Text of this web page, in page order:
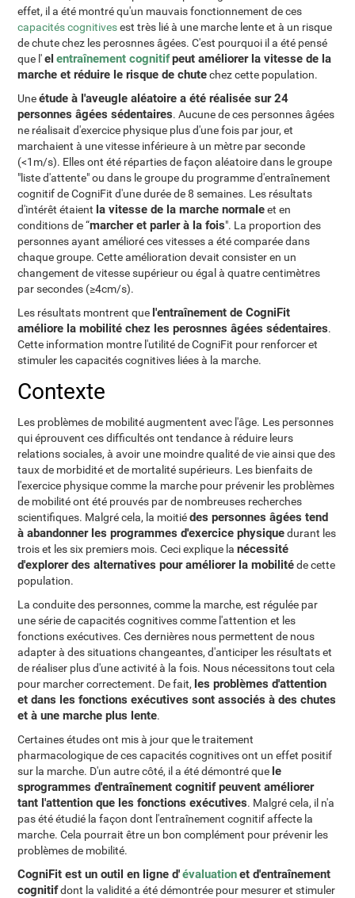
effet, il a été montré qu'un mauvais fonctionnement de ces
capacités cognitivesest très lié à une marche lente et à un risque
de chute chez les perosnnes âgées. C'est pourquoi il a été pensé
que l'el entraînement cognitifpeut améliorer la vitesse de la
marche et réduire le risque de chutechez cette population.
Uneétude à l'aveugle aléatoire a été réalisée sur 24
personnes âgées sédentaires. Aucune de ces personnes âgées
ne réalisait d'exercice physique plus d'une fois par jour, et
marchaient à une vitesse inférieure à un mètre par seconde
(<1m/s). Elles ont été réparties de façon aléatoire dans le groupe
"liste d'attente" ou dans le groupe du programme d'entraînement
cognitif de CogniFit d'une durée de 8 semaines. Les résultats
d'intérêt étaient la vitesse de la marche normaleet en
conditions de “marcher et parler à la fois". La proportion des
personnes ayant amélioré ces vitesses a été comparée dans
chaque groupe. Cette amélioration devait consister en un
changement de vitesse supérieur ou égal à quatre centimètres
par secondes (≥4cm/s).
Les résultats montrent que l'entraînement de CogniFit
améliore la mobilité chez les perosnnes âgées sédentaires.
Cette information montre l'utilité de CogniFit pour renforcer et
stimuler les capacités cognitives liées à la marche.
Contexte
Les problèmes de mobilité augmentent avec l'âge. Les personnes
qui éprouvent ces difficultés ont tendance à réduire leurs
relations sociales, à avoir une moindre qualité de vie ainsi que des
taux de morbidité et de mortalité supérieurs. Les bienfaits de
l'exercice physique comme la marche pour prévenir les problèmes
de mobilité ont été prouvés par de nombreuses recherches
scientifiques. Malgré cela, la moitiédes personnes âgées tend
à abandonner les programmes d'exercice physiquedurant les
trois et les six premiers mois. Ceci explique lanécessité
d'explorer des alternatives pour améliorer la mobilitéde cette
population.
La conduite des personnes, comme la marche, est régulée par
une série de capacités cognitives comme l'attention et les
fonctions exécutives. Ces dernières nous permettent de nous
adapter à des situations changeantes, d'anticiper les résultats et
de réaliser plus d'une activité à la fois. Nous nécessitons tout cela
pour marcher correctement. De fait, les problèmes d'attention
et dans les fonctions exécutives sont associés à des chutes
et à une marche plus lente.
Certaines études ont mis à jour que le traitement
pharmacologique de ces capacités cognitives ont un effet positif
sur la marche. D'un autre côté, il a été démontré que le
sprogrammes d'entraînement cognitif peuvent améliorer
tant l'attention que les fonctions exécutives. Malgré cela, il n'a
pas été étudié la façon dont l'entraînement cognitif affecte la
marche. Cela pourrait être un bon complément pour prévenir les
problèmes de mobilité.
CogniFit est un outil en ligne d'évaluationet d'entraînement
cognitifdont la validité a été démontrée pour mesurer et stimuler